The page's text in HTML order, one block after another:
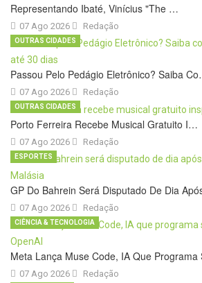
Representando Ibaté, Vinícius "The …
07 Ago 2026 Redação
Passou Pelo Pedágio Eletrônico? Saiba
07 Ago 2026
OUTRAS CIDADES
Redação
Porto Ferreira Recebe Musical Gratuito I…
07 Ago 2026
OUTRAS CIDADES
Redação
GP Do Bahrein Será Disputado De Dia
07 Ago 2026
ESPORTES
Redação
Meta Lança Muse Code, IA Que
07 Ago 2026
CIÊNCIA & TECNOLOGIA
Redação